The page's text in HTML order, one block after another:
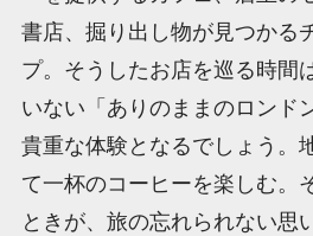
書店、掘り出し物が見つかる
プ。そうしたお店を巡る時間
いない「ありのままのロンド
貴重な体験となるでしょう。
て一杯のコーヒーを楽しむ。
ときが、旅の忘れられない思